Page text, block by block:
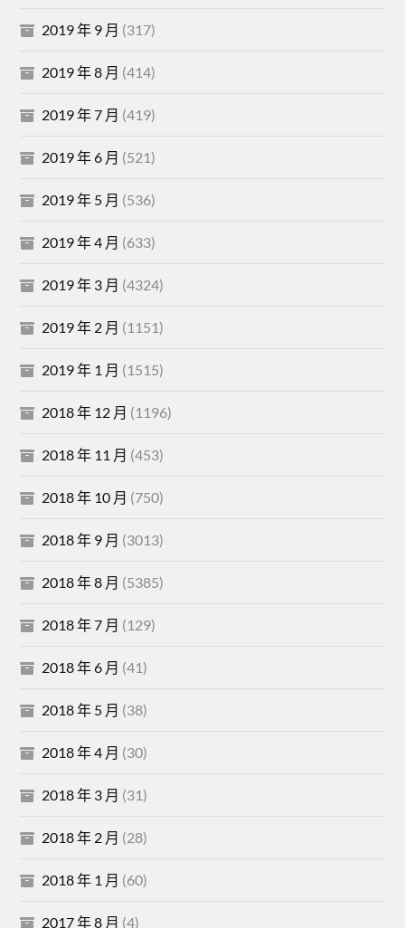
2019 年 9 月 (317)
2019 年 8 月 (414)
2019 年 7 月 (419)
2019 年 6 月 (521)
2019 年 5 月 (536)
2019 年 4 月 (633)
2019 年 3 月 (4324)
2019 年 2 月 (1151)
2019 年 1 月 (1515)
2018 年 12 月 (1196)
2018 年 11 月 (453)
2018 年 10 月 (750)
2018 年 9 月 (3013)
2018 年 8 月 (5385)
2018 年 7 月 (129)
2018 年 6 月 (41)
2018 年 5 月 (38)
2018 年 4 月 (30)
2018 年 3 月 (31)
2018 年 2 月 (28)
2018 年 1 月 (60)
2017 年 8 月 (4)